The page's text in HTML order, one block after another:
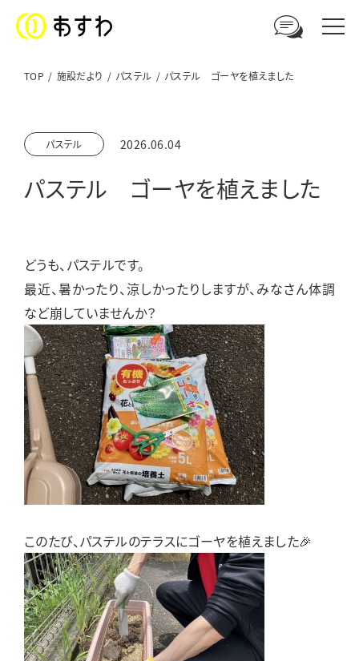
ご相談やお問い合わせはこちら
電話からのお問い合わせ
ウェブからのお問い合わせ
TOP 施設だより パステル パステル ゴーヤを植えました
パステル 2026.06.04
パステル ゴーヤを植えました
どうも、パステルです。
最近、暑かったり、涼しかったりしますが、みなさん体調
など崩していませんか？
このたび、パステルのテラスにゴーヤを植えました🎉